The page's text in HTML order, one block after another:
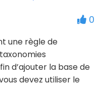
0
une règle de
d’ajouter la base de
devez utiliser le